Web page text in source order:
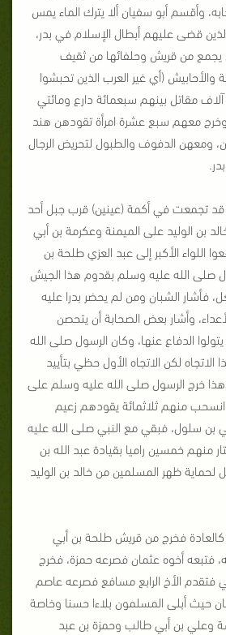
وأقسم أبو سفيان ألا يترك الماء يمس
قضى عليهم أبطال الإسلام في بدر،
من قريش وحلفائها من ثقيف
والأحابيش (أي غير العرب الذين تحبشوا
مقاتل بينهم سبعمائة دارع ومائتي
معهم سبع عشرة امرأة تقودهن هند
ومعهن الدفوف والطبول لتحريض الرجال
تجمعت في أكمة (عينين) قرب جبل أحد
بن الوليد على الميمنة وعكرمة بن أبي
اللواء الأكبر إلى عبد العزي طلحة بن
صلى الله عليه وسلم بقدوم هذا الجيش
فأشار الشبان ومن لم يحضر بدرا عليه
وأشار بعض الصحابة أن يتحصن
الدفاع عنها، وكان الرسول صلى الله
لكن الاتجاه الأول حظي بتأييد
خرج الرسول صلى الله عليه وسلم على
منهم ثلاثمائة يقودهم زعيم
بن سلول، فبقي مع النبي صلى الله عليه
منهم خمسين راميا بقيادة عبد الله بن
لحماية ظهر المسلمين من خالد بن الوليد
كالعادة فخرج من قريش طلحة بن أبي
فتبعه أخوه عثمان فصرعه حمزة، فخرج
فتقدم الأخ الرابع مسافع فصرعه عاصم
حيث أبلى المسلمون بلاءا حسنا وخاصة
وعلي بن أبي طالب وحمزة بن عبد